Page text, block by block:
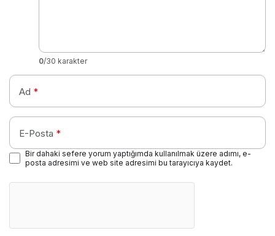
0/30 karakter
Ad *
E-Posta *
Bir dahaki sefere yorum yaptığımda kullanılmak üzere adımı, e-
posta adresimi ve web site adresimi bu tarayıcıya kaydet.